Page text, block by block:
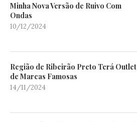
Minha Nova Versão de Ruivo Com
Ondas
10/12/2024
Região de Ribeirão Preto Terá Outlet
de Marcas Famosas
14/11/2024